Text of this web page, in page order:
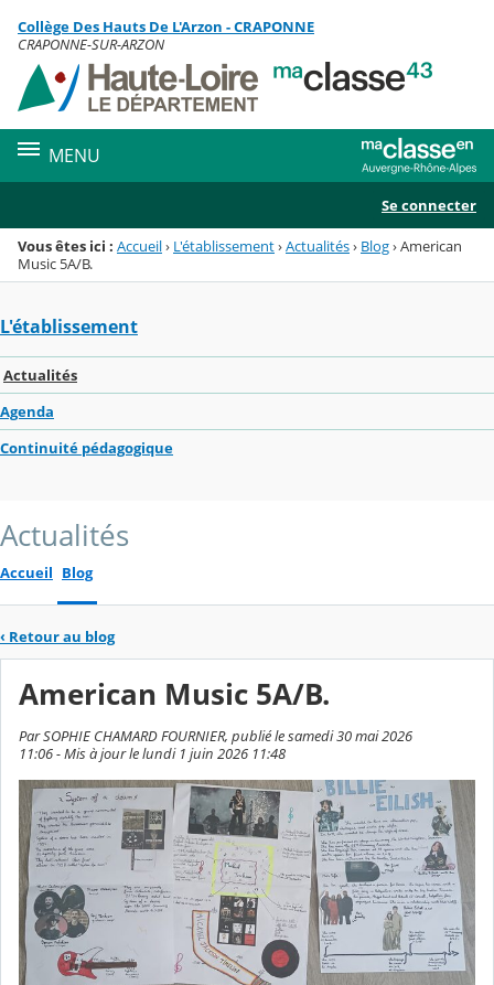
Menu de la rubrique
Contenu
Collège Des Hauts De L'Arzon - CRAPONNE
CRAPONNE-SUR-ARZON
MENU
Se connecter
Vous êtes ici : Accueil› L'établissement›Actualités› Blog›American
Music 5A/B.
L'établissement
Actualités
Agenda
Continuité pédagogique
Actualités
Accueil Blog
‹ Retour au blog
American Music 5A/B.
Par SOPHIE CHAMARD FOURNIER, publié le samedi 30 mai 2026
11:06 - Mis à jour le lundi 1 juin 2026 11:48